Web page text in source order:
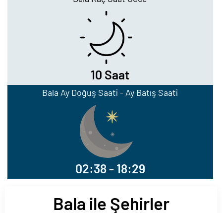
10 Saat
Bala Ay Doğuş Saati - Ay Batış Saati
02:38 - 18:29
Bala ile Şehirler